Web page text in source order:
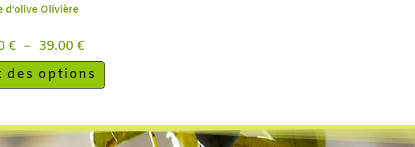
d’olive Olivière
€ – 39.00€
des options